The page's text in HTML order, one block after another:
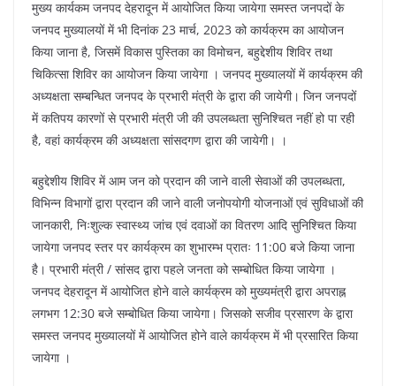
मुख्य कार्यकम जनपद देहरादून में आयोजित किया जायेगा समस्त जनपदों के
जनपद मुख्यालयों में भी दिनांक 23 मार्च, 2023 को कार्यक्रम का आयोजन
किया जाना है, जिसमें विकास पुस्तिका का विमोचन, बहुद्देशीय शिविर तथा
चिकित्सा शिविर का आयोजन किया जायेगा । जनपद मुख्यालयों में कार्यक्रम की
अध्यक्षता सम्बन्धित जनपद के प्रभारी मंत्री के द्वारा की जायेगी। जिन जनपदों
में कतिपय कारणों से प्रभारी मंत्री जी की उपलब्धता सुनिश्चित नहीं हो पा रही
है, वहां कार्यक्रम की अध्यक्षता सांसदगण द्वारा की जायेगी। ।
बहुद्देशीय शिविर में आम जन को प्रदान की जाने वाली सेवाओं की उपलब्धता,
विभिन्न विभागों द्वारा प्रदान की जाने वाली जनोपयोगी योजनाओं एवं सुविधाओं की
जानकारी, निःशुल्क स्वास्थ्य जांच एवं दवाओं का वितरण आदि सुनिश्चित किया
जायेगा जनपद स्तर पर कार्यक्रम का शुभारम्भ प्रातः 11:00 बजे किया जाना
है। प्रभारी मंत्री / सांसद द्वारा पहले जनता को सम्बोधित किया जायेगा ।
जनपद देहरादून में आयोजित होने वाले कार्यक्रम को मुख्यमंत्री द्वारा अपराह्न
लगभग 12:30 बजे सम्बोधित किया जायेगा। जिसको सजीव प्रसारण के द्वारा
समस्त जनपद मुख्यालयों में आयोजित होने वाले कार्यक्रम में भी प्रसारित किया
जायेगा ।